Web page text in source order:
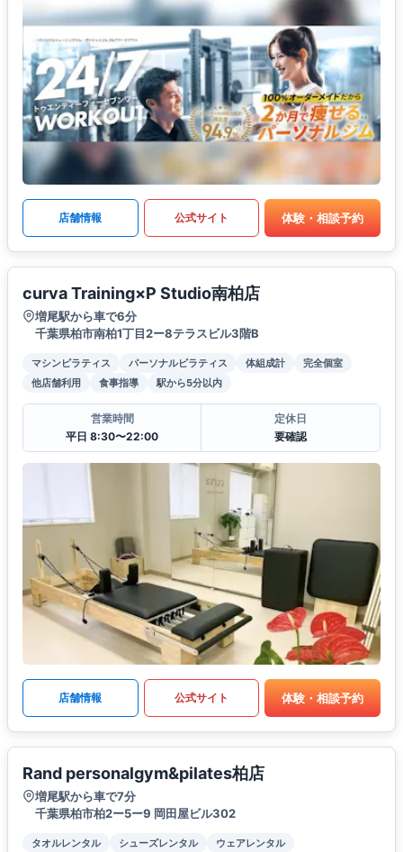
店舗情報 公式サイト 体験・相談予約
curva Training×P Studio南柏店
増尾駅から車で6分
千葉県柏市南柏1丁目2ー8テラスビル3階B
マシンピラティス パーソナルピラティス 体組成計
完全個室
他店舗利用
食事指導 駅から5分以内
営業時間
平日 8:30〜22:00
定休日
要確認
店舗情報 公式サイト 体験・相談予約
Rand personalgym&pilates柏店
増尾駅から車で7分
千葉県柏市柏2ー5ー9 岡田屋ビル302
タオルレンタル シューズレンタル
ウェアレンタル